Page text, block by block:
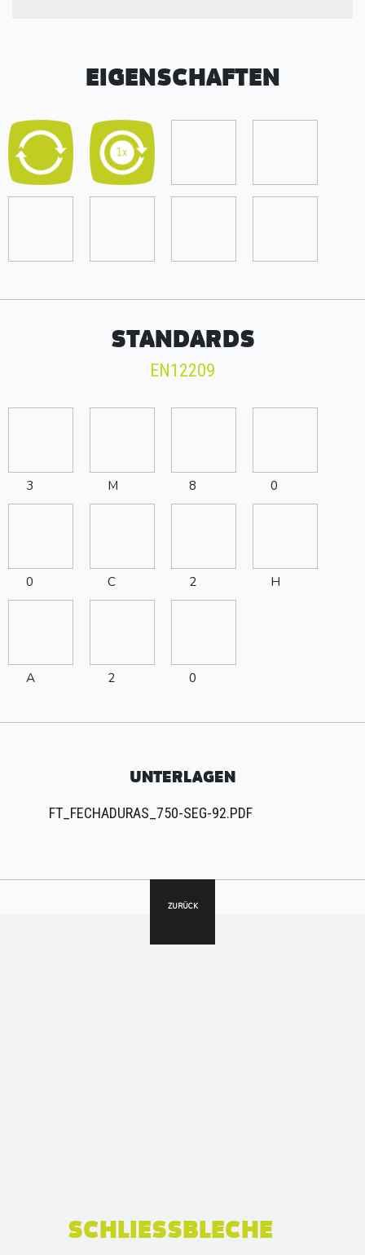
EIGENSCHAFTEN
STANDARDS
EN12209
3 M 8 0
0 C 2 H
A 2 0
UNTERLAGEN
FT_FECHADURAS_750-SEG-92.PDF
ZURÜCK
SCHLIESSBLECHE